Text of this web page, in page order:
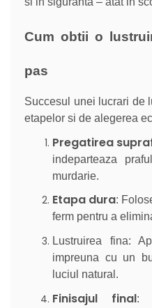
Cum obtii o
pas
Succesul unei lucrari de
etapelor si de alegerea
Pregatirea
indeparteaza
murdarie.
Etapa dura:
ferm pentru a
Lustruirea fina:
impreuna cu un
luciul natural.
Finisajul final: